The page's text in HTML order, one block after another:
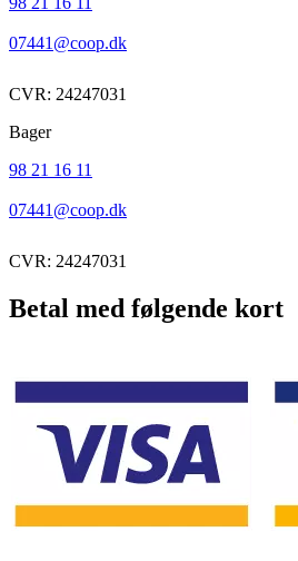
07441@coop.dk
CVR: 24247031
Bager
98 21 16 11
07441@coop.dk
CVR: 24247031
Betal med følgende kort